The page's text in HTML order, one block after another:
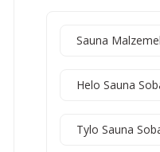
Sauna
Helo Sauna
Tylo Sauna